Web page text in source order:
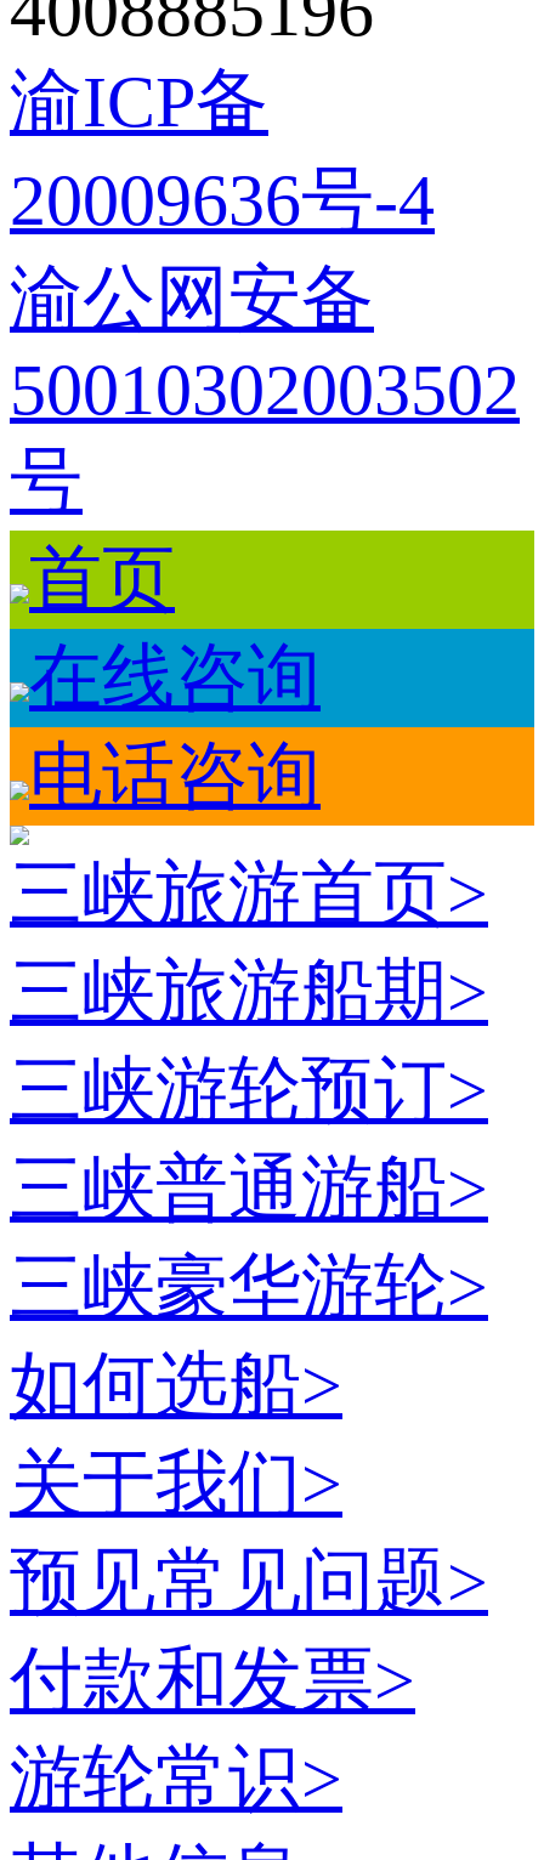
渝ICP备
20009636号-4
渝公网安备
50010302003502
号
首页
在线咨询
电话咨询
三峡旅游首页>
三峡旅游船期>
三峡游轮预订>
三峡普通游船>
三峡豪华游轮>
如何选船>
关于我们>
预见常见问题>
付款和发票>
游轮常识>